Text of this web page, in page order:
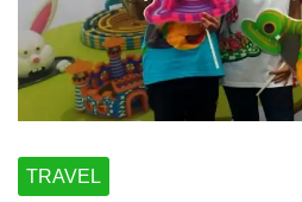
TRAVEL